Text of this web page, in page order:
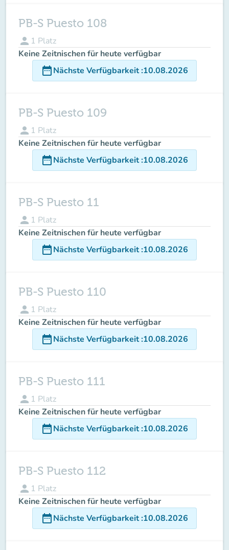
PB-S Puesto 108
person 1 Platz
Keine Zeitnischen für heute verfügbar
date_rangeNächste Verfügbarkeit:10.08.2026
PB-S Puesto 109
person 1 Platz
Keine Zeitnischen für heute verfügbar
date_rangeNächste Verfügbarkeit:10.08.2026
PB-S Puesto 11
person 1 Platz
Keine Zeitnischen für heute verfügbar
date_rangeNächste Verfügbarkeit:10.08.2026
PB-S Puesto 110
person 1 Platz
Keine Zeitnischen für heute verfügbar
date_rangeNächste Verfügbarkeit:10.08.2026
PB-S Puesto 111
person 1 Platz
Keine Zeitnischen für heute verfügbar
date_rangeNächste Verfügbarkeit:10.08.2026
PB-S Puesto 112
person 1 Platz
Keine Zeitnischen für heute verfügbar
date_rangeNächste Verfügbarkeit:10.08.2026